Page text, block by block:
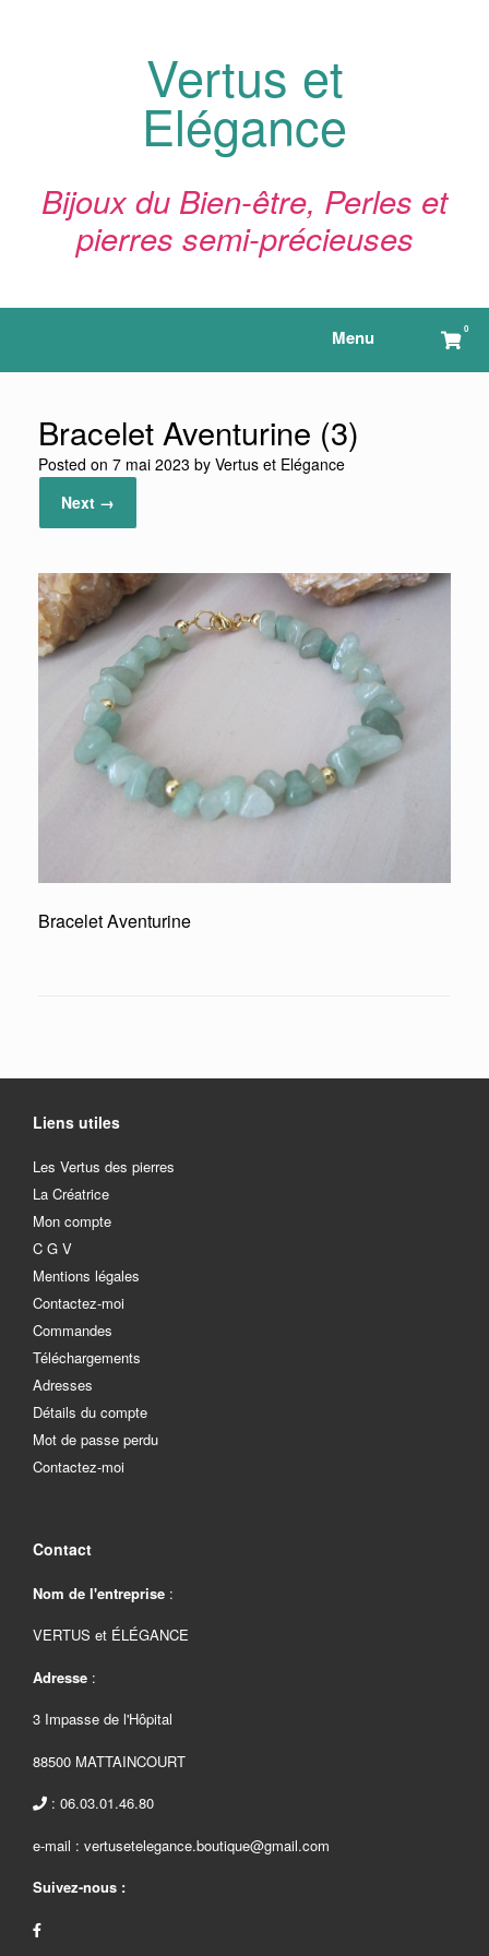
Vertus et
Elégance
Bijoux du Bien-être, Perles et
pierres semi-précieuses
Menu View
cart
0
Bracelet Aventurine (3)
Posted on 7 mai 2023 by Vertus et Elégance
Next →
Bracelet Aventurine
Liens utiles
Les Vertus des pierres
La Créatrice
Mon compte
C G V
Mentions légales
Contactez-moi
Commandes
Téléchargements
Adresses
Détails du compte
Mot de passe perdu
Contactez-moi
Contact
Nom de l'entreprise :
VERTUS et ÉLÉGANCE
Adresse :
3 Impasse de l'Hôpital
88500 MATTAINCOURT
: 06.03.01.46.80
e-mail : vertusetelegance.boutique@gmail.com
Suivez-nous :